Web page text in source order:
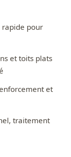
pour
et toits plats
et
traitement